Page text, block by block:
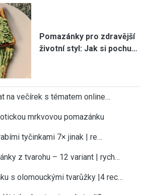
Pomazánky pro zdravější
životní styl: Jak si pochu…
na večírek s tématem online…
mrkvovou pomazánku
tyčinkami 7× jinak | re…
z tvarohu – 12 variant | rych…
s olomouckými tvarůžky |4 rec…